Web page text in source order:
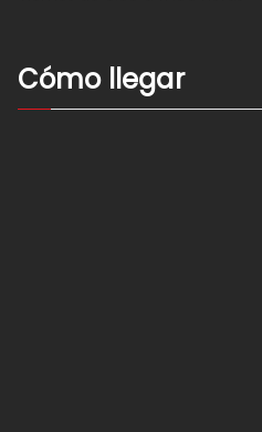
Cómo llegar